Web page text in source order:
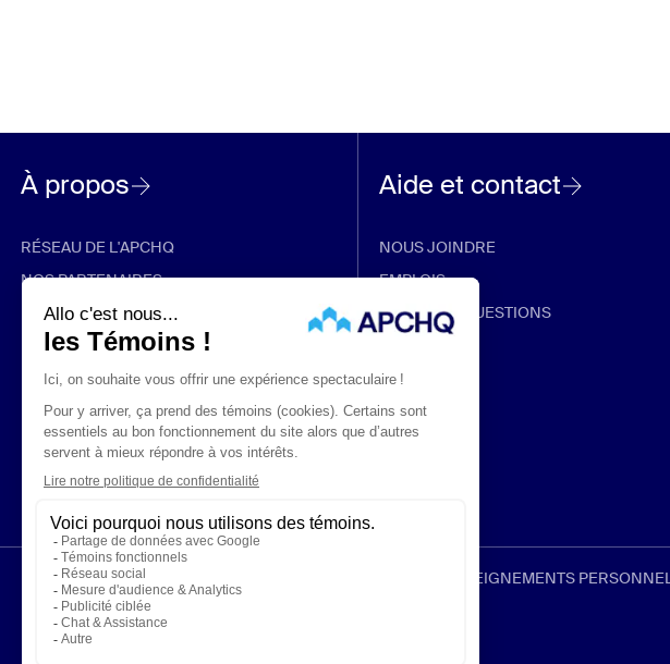
À propos
RÉSEAU DE L'APCHQ
NOS PARTENAIRES
RABAIS ET PROMOTIONS
Aide et contact
NOUS JOINDRE
EMPLOIS
FOIRE AUX QUESTIONS
ÉNONCÉS LÉGAUX PROTECTION DES RENSEIGNEMENTS